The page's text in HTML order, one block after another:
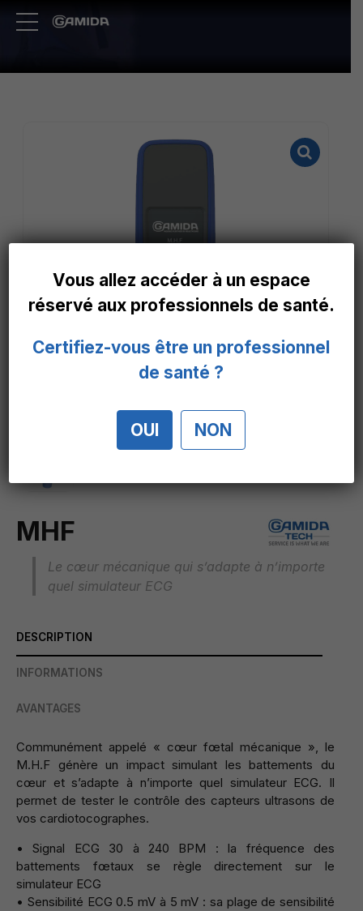
MHF
Le cœur mécanique qui s’adapte à n’importe
quel simulateur ECG
DESCRIPTION
INFORMATIONS
AVANTAGES
Communément appelé « cœur fœtal mécanique », le
M.H.F génère un impact simulant les battements du
cœur et s’adapte à n’importe quel simulateur ECG. Il
permet de tester le contrôle des capteurs ultrasons de
vos cardiotocographes.
• Signal ECG 30 à 240 BPM : la fréquence des
battements fœtaux se règle directement sur le
simulateur ECG
• Sensibilité ECG 0.5 mV à 5 mV : sa plage de sensibilité
Vous allez accéder à un espace
réservé aux professionnels de santé.
Certifiez-vous être un professionnel
de santé ?
OUI NON